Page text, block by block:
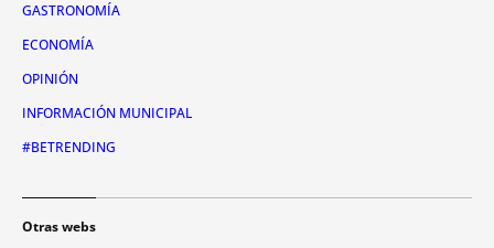
GASTRONOMÍA
ECONOMÍA
OPINIÓN
INFORMACIÓN MUNICIPAL
#BETRENDING
Otras webs